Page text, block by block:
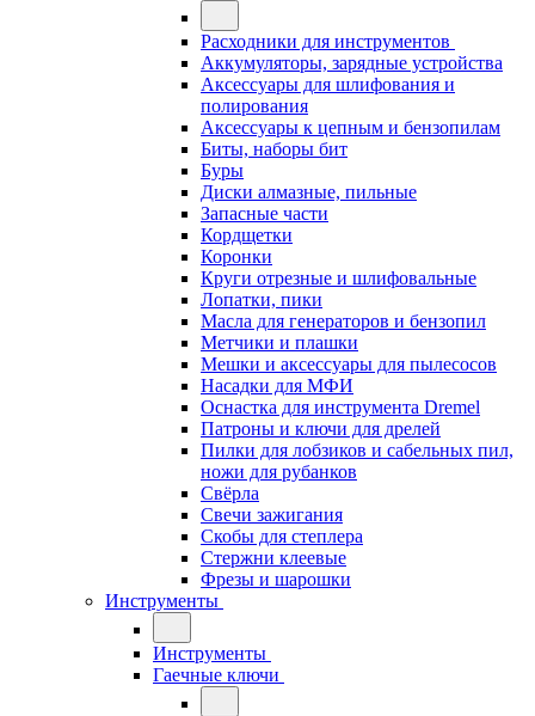
Расходники для инструментов
Аккумуляторы, зарядные устройства
Аксессуары для шлифования и
полирования
Аксессуары к цепным и бензопилам
Биты, наборы бит
Буры
Диски алмазные, пильные
Запасные части
Кордщетки
Коронки
Круги отрезные и шлифовальные
Лопатки, пики
Масла для генераторов и бензопил
Метчики и плашки
Мешки и аксессуары для пылесосов
Насадки для МФИ
Оснастка для инструмента Dremel
Патроны и ключи для дрелей
Пилки для лобзиков и сабельных пил,
ножи для рубанков
Свёрла
Свечи зажигания
Скобы для степлера
Стержни клеевые
Фрезы и шарошки
Инструменты
Инструменты
Гаечные ключи